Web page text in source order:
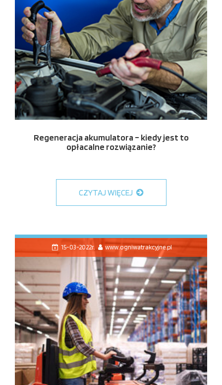
Regeneracja akumulatora – kiedy jest to
opłacalne rozwiązanie?
CZYTAJ WIĘCEJ
15-03-2022r. www.ogniwatrakcyjne.pl